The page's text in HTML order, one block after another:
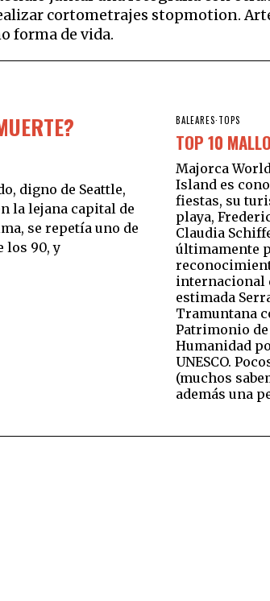
cortometrajes stopmotion.
forma de vida.
digno de Seattle,
la lejana capital de
se repetía uno de
los 90, y
BALEARES·TOPS
TOP 10
Majorca
Island es
fiestas, su
playa,
Claudia
últimamente
internacional
estimada
Tramuntana
Patrimonio
Humanidad
UNESCO.
(muchos
además una